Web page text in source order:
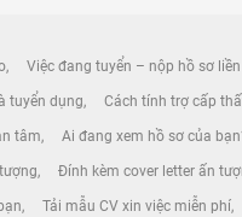
Việc đang tuyển – nộp hồ sơ
tuyển dụng Cách tính trợ cấp
tâm Ai đang xem hồ sơ của
Đính kèm cover letter ấn
Tải mẫu CV xin việc miễn phí